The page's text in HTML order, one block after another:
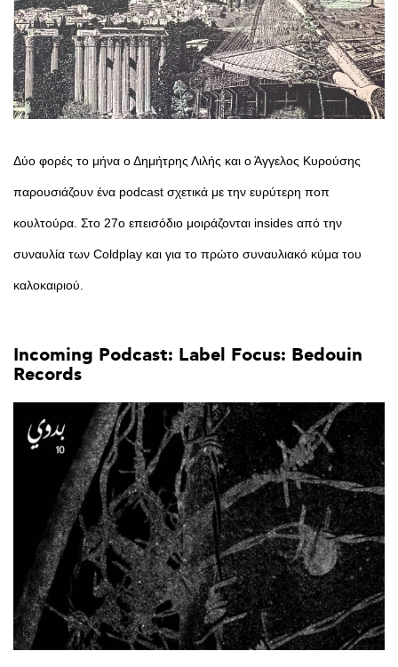
Δύο φορές το μήνα ο Δημήτρης Λιλής και ο Άγγελος Κυρούσης
παρουσιάζουν ένα podcast σχετικά με την ευρύτερη ποπ
κουλτούρα. Στο 27ο επεισόδιο μοιράζονται insides από την
συναυλία των Coldplay και για το πρώτο συναυλιακό κύμα του
καλοκαιριού.
Incoming Podcast: Label Focus: Bedouin
Records